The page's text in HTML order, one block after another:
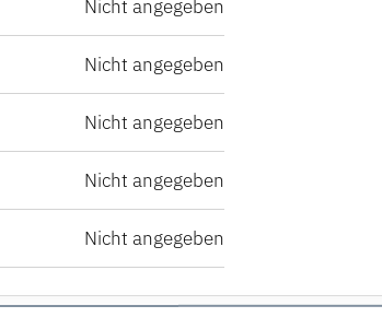
Nicht angegeben
Nicht angegeben
Nicht angegeben
Nicht angegeben
Nicht angegeben